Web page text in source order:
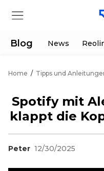
Produkte
Aktionen
Blog News
Home / Tipps und
Spotify mit
klappt die
Peter 12/30/2025